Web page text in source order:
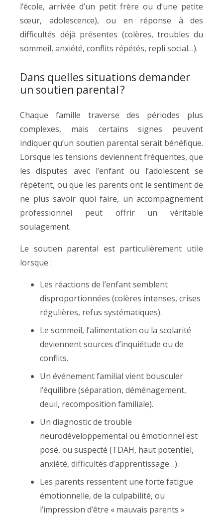
l’école, arrivée d’un petit frère ou d’une petite
sœur, adolescence), ou en réponse à des
difficultés déjà présentes (colères, troubles du
sommeil, anxiété, conflits répétés, repli social…).
Dans quelles situations demander
un soutien parental ?
Chaque famille traverse des périodes plus
complexes, mais certains signes peuvent
indiquer qu’un soutien parental serait bénéfique.
Lorsque les tensions deviennent fréquentes, que
les disputes avec l’enfant ou l’adolescent se
répètent, ou que les parents ont le sentiment de
ne plus savoir quoi faire, un accompagnement
professionnel peut offrir un véritable
soulagement.
Le soutien parental est particulièrement utile
lorsque :
Les réactions de l’enfant semblent
disproportionnées (colères intenses, crises
régulières, refus systématiques).
Le sommeil, l’alimentation ou la scolarité
deviennent sources d’inquiétude ou de
conflits.
Un événement familial vient bousculer
l’équilibre (séparation, déménagement,
deuil, recomposition familiale).
Un diagnostic de trouble
neurodéveloppemental ou émotionnel est
posé, ou suspecté (TDAH, haut potentiel,
anxiété, difficultés d’apprentissage…).
Les parents ressentent une forte fatigue
émotionnelle, de la culpabilité, ou
l’impression d’être « mauvais parents »